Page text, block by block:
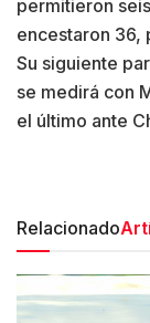
permitieron
encestaron 36,
Su siguiente
se medirá con
el último ante
Relacionado